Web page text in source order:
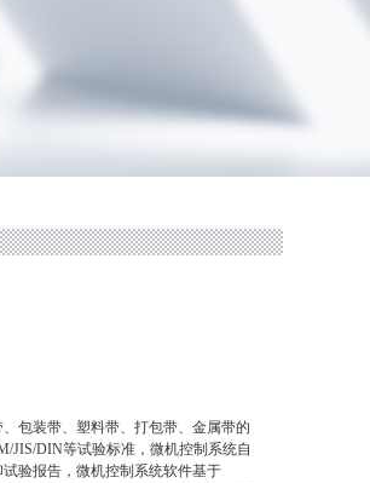
包装带、塑料带、打包带、金属带的
JIS/DIN等试验标准，微机控制系统自
验报告，微机控制系统软件基于